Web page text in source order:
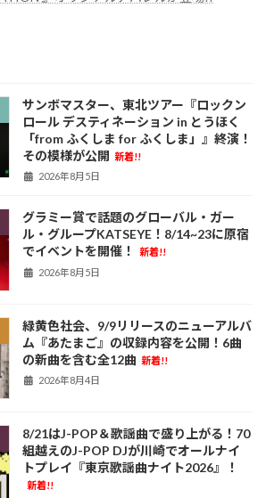
サンボマスター、東北ツアー『ロックン
ロール デスティネーション in とうほく
「from ふくしま for ふくしま」』終演！
その模様が公開 新着!!
2026年8月5日
グラミー賞で話題のグローバル・ガー
ル・グループKATSEYE！8/14~23に原宿
でイベントを開催！
新着!!
2026年8月5日
緑黄色社会、9/9リリースのニューアルバ
ム『あたまご』の収録内容を公開！6曲
の新曲を含む全12曲 新着!!
2026年8月4日
8/21はJ-POP＆歌謡曲で盛り上がる！70
組越えのJ-POP DJが川崎でオールナイ
トプレイ『東京歌謡曲ナイト2026』！
新着!!